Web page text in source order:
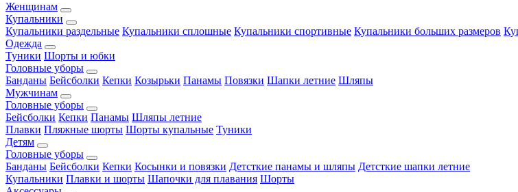
Женщинам
Купальники
Купальники раздельные Купальники сплошные Купальники спортивные Купальники больших размеров
Одежда
Туники Шорты и юбки
Головные уборы
Банданы Бейсболки Кепки Козырьки Панамы Повязки Шапки летние Шляпы
Мужчинам
Головные уборы
Бейсболки Кепки Панамы Шляпы летние
Плавки Пляжные шорты Шорты купальные Туники
Детям
Головные уборы
Банданы Бейсболки Кепки Косынки и повязки Детсткие панамы и шляпы Детсткие шапки летние
Купальники Плавки и шорты Шапочки для плавания Шорты